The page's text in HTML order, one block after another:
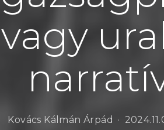
vagy
Kovács Kálmán Árpád